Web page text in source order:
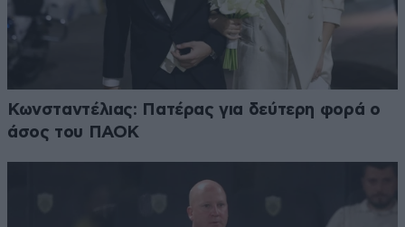
Κωνσταντέλιας: Πατέρας για δεύτερη φορά ο
άσος του ΠΑΟΚ